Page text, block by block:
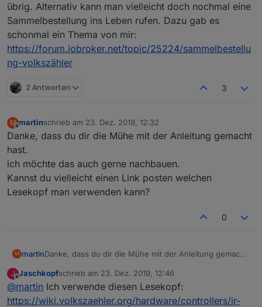
übrig. Alternativ kann man vielleicht doch nochmal eine
Sammelbestellung ins Leben rufen. Dazu gab es
schonmal ein Thema von mir:
https://forum.iobroker.net/topic/25224/sammelbestellu
ng-volkszähler
2 Antworten 3
M
Offline
martinschrieb am 23. Dez. 2019, 12:32
zuletzt editiert von
Danke, dass du dir die Mühe mit der Anleitung gemacht
hast.
ich möchte das auch gerne nachbauen.
Kannst du vielleicht einen Link posten welchen
Lesekopf man verwenden kann?
0
M martinDanke, dass du dir die Mühe mit der Anleitung gemacht
ich möchte das auch gerne nachbauen.
Kannst du vielleicht einen Link posten welchen
Lesekopf man verwenden kann?
J
Offline
Jaschkopfschrieb am 23. Dez. 2019, 12:46
zuletzt editiert von
@martin Ich verwende diesen Lesekopf:
https://wiki.volkszaehler.org/hardware/controllers/ir-